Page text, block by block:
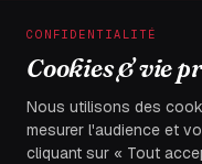
X / Twitter
CONFIDENTIALITÉ
Cookies & vie
Nous utilisons des
mesurer l'audience et
cliquant sur « Tout